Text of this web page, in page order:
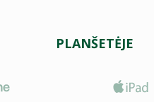
PLANŠETĖJE